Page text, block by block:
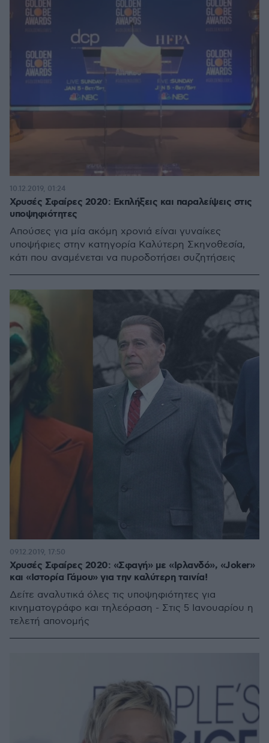
Χρυσές Σφαίρες 2020: Εκπλήξεις και παραλείψεις στις
υποψηφιότητες
Απούσες για μία ακόμη χρονιά είναι γυναίκες
υποψήφιες στην κατηγορία Καλύτερη Σκηνοθεσία,
κάτι που αναμένεται να πυροδοτήσει συζητήσεις
10.12.2019, 01:24
Χρυσές Σφαίρες 2020: «Σφαγή» με «Ιρλανδό», «Joker»
και «Ιστορία Γάμου» για την καλύτερη ταινία!
Δείτε αναλυτικά όλες τις υποψηφιότητες για
κινηματογράφο και τηλεόραση - Στις 5 Ιανουαρίου η
τελετή απονομής
09.12.2019, 17:50